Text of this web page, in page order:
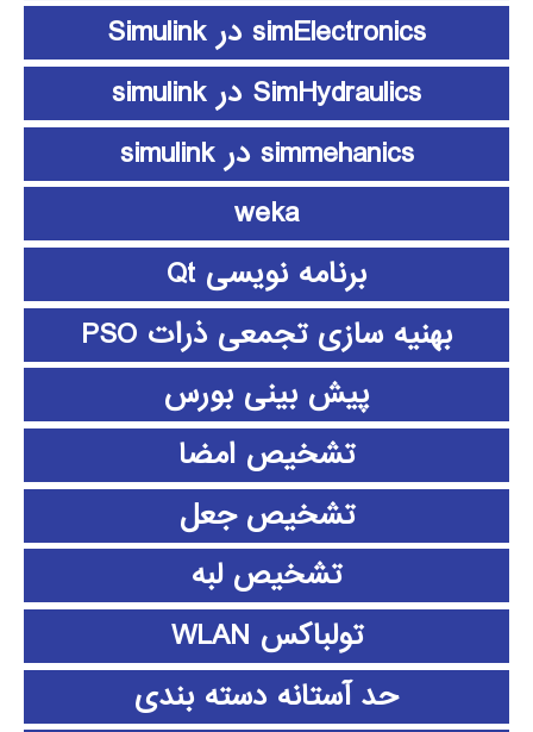
simElectronics در Simulink
SimHydraulics در simulink
simmehanics در simulink
weka
برنامه نویسی Qt
بهنیه سازی تجمعی ذرات PSO
پیش بینی بورس
تشخیص امضا
تشخیص جعل
تشخیص لبه
تولباکس WLAN
حد آستانه دسته بندی